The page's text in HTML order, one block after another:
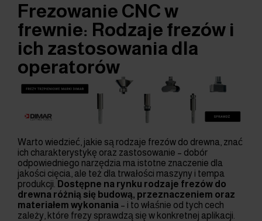
Frezowanie CNC w
frewnie: Rodzaje frezów i
ich zastosowania dla
operatorów
Warto wiedzieć, jakie są rodzaje frezów do drewna, znać
ich charakterystykę oraz zastosowanie – dobór
odpowiedniego narzędzia ma istotne znaczenie dla
jakości cięcia, ale też dla trwałości maszyny i tempa
produkcji. Dostępne na rynku rodzaje frezów do
drewna różnią się budową, przeznaczeniem oraz
materiałem wykonania – i to właśnie od tych cech
zależy, które frezy sprawdzą się w konkretnej aplikacji.